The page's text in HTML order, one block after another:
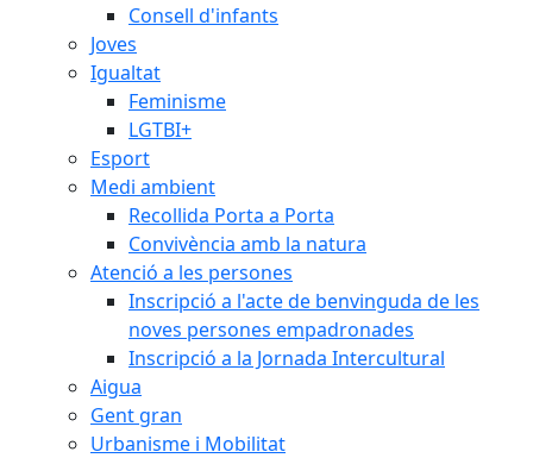
Consell d'infants
Joves
Igualtat
Feminisme
LGTBI+
Esport
Medi ambient
Recollida Porta a Porta
Convivència amb la natura
Atenció a les persones
Inscripció a l'acte de benvinguda de les
noves persones empadronades
Inscripció a la Jornada Intercultural
Aigua
Gent gran
Urbanisme i Mobilitat